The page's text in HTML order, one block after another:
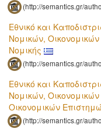
(http://semantics.gr/
Εθνικό και
Νομικών,
Νομικής
(http://semantics.gr/
Εθνικό και
Νομικών,
Οικονομικών
(http://semantics.gr/